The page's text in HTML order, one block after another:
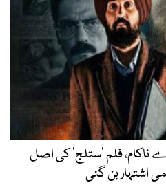
ناکام، فلم ’ستلج‘ کی اصل
اشتہار بن گئی